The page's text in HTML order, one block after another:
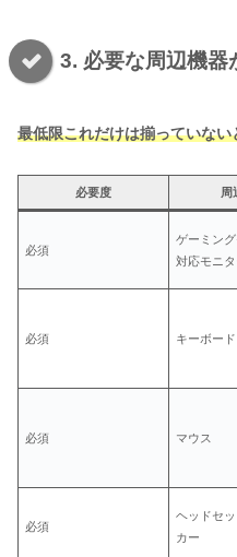
3. 必要な周辺機器
最低限これだけは揃っていな
必要度 周
必須
ゲーミン
対応モニタ
必須 キーボード
必須 マウス
必須
ヘッドセ
カー